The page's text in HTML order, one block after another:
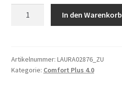
36H,
CNC,
In den Warenkorb
Artikelnummer: LAURA02876_ZU
Kategorie: Comfort Plus 4.0